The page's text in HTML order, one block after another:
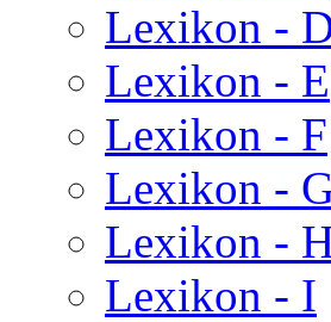
Lexikon -
Lexikon - E
Lexikon - F
Lexikon -
Lexikon -
Lexikon - I